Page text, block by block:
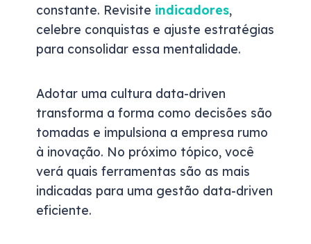
constante. Revisite indicadores,
celebre conquistas e ajuste estratégias
para consolidar essa mentalidade.
Adotar uma cultura data-driven
transforma a forma como decisões são
tomadas e impulsiona a empresa rumo
à inovação. No próximo tópico, você
verá quais ferramentas são as mais
indicadas para uma gestão data-driven
eficiente.